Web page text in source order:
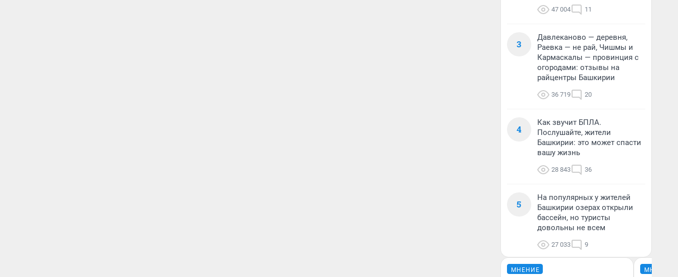
47 004 11
3
Давлеканово — деревня,
Раевка — не рай, Чишмы и
Кармаскалы — провинция с
огородами: отзывы на
райцентры Башкирии
36 719 20
4
Как звучит БПЛА.
Послушайте, жители
Башкирии: это может спасти
вашу жизнь
28 843 36
5
На популярных у жителей
Башкирии озерах открыли
бассейн, но туристы
довольны не всем
27 033 9
МНЕНИЕ МНЕНИЕ